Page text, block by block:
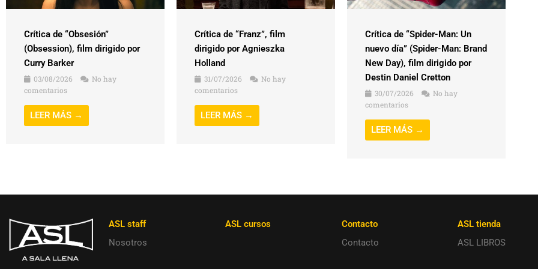
Crítica de “Obsesión”
(Obsession), film dirigido por
Curry Barker
03/08/2026
No hay
comentarios
LEER MÁS →
Crítica de “Franz”, film
dirigido por Agnieszka
Holland
31/07/2026
No hay
comentarios
LEER MÁS →
Crítica de “Spider-Man: Un
nuevo día” (Spider-Man: Brand
New Day), film dirigido por
Destin Daniel Cretton
30/07/2026
No hay
comentarios
LEER MÁS →
ASL staff
Nosotros
ASL cursos
Contacto
Contacto
ASL tienda
ASL LIBROS